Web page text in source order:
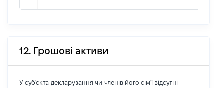
12. Грошові активи
У суб'єкта декларування чи членів його сім'ї відсутні